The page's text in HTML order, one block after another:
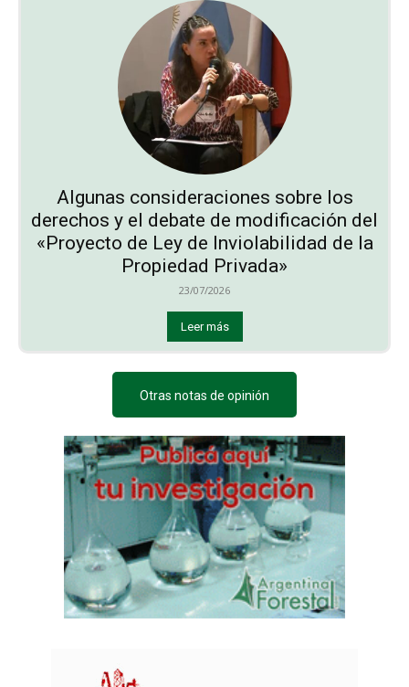
Algunas consideraciones sobre los
derechos y el debate de modificación del
«Proyecto de Ley de Inviolabilidad de la
Propiedad Privada»
23/07/2026
Leer más
Otras notas de opinión